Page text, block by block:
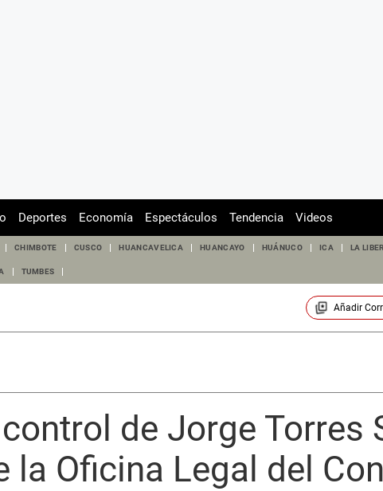
Deportes Economía Espectáculos Tendencia Videos
CHIMBOTE CUSCO HUANCAVELICA HUANCAYO HUÁNUCO ICA LA
TUMBES
Añadir
de Jorge Torres
la Oficina Legal del